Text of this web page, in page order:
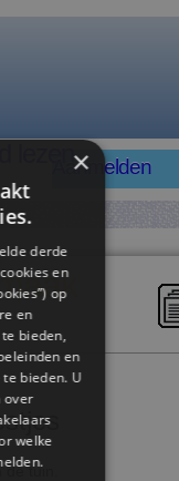
Aanmelden
tuin.
×
derde
en
op
en
bieden,
en
bieden. U
over
welke